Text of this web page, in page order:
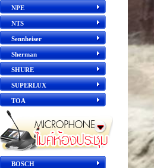
NPE
NTS
Sennheiser
Sherman
SHURE
SUPERLUX
TOA
BOSCH